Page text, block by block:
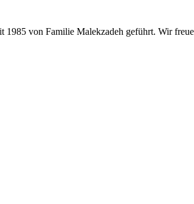
von Familie Malekzadeh geführt. Wir